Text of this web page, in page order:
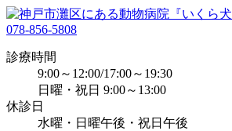
078-856-5808
診療時間
9:00～12:00/17:00～19:30
日曜・祝日 9:00～13:00
休診日
水曜・日曜午後・祝日午後